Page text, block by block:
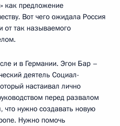
как предложение
Вот чего ожидала Россия
от так называемого
и в Германии. Эгон Бар –
деятель Социал-
настаивал лично
перед развалом
что нужно создавать новую
Нужно помочь